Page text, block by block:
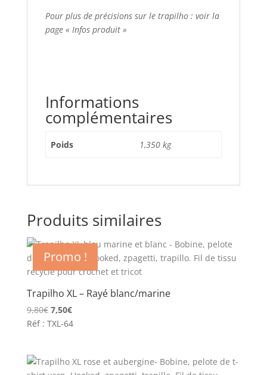
Pour plus de précisions sur le trapilho : voir la
page « Infos produit »
Informations
complémentaires
Poids 1,350 kg
Produits similaires
Promo !
Trapilho XL – Rayé blanc/marine
9,80€ Le
prix
9,80€.
7,50€Le
prix
7,50€.
Réf : TXL-64